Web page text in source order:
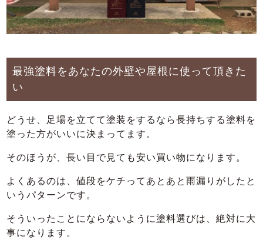
最強塗料をあなたの外壁や屋根に使って頂きた
い
どうせ、足場を立てて塗装をするなら長持ちする塗料を
塗った方がいいに決まってます。
そのほうが、長い目で見ても安い買い物になります。
よくあるのは、値段をケチってあとあと雨漏りがしたと
いうパターンです。
そういったことにならないように塗料選びは、絶対に大
事になります。